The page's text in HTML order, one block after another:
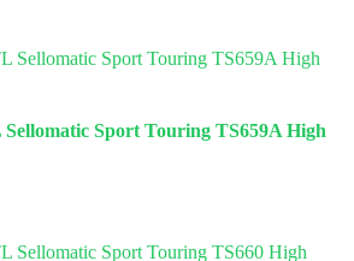
Sport Touring TS659A High